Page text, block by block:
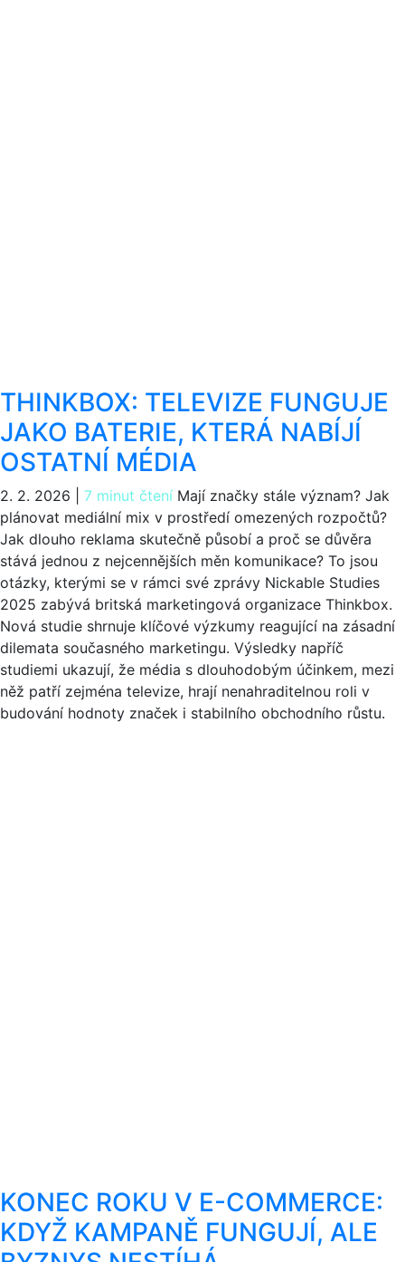
THINKBOX: TELEVIZE FUNGUJE
JAKO BATERIE, KTERÁ NABÍJÍ
OSTATNÍ MÉDIA
2. 2. 2026 7 minut čtení Mají značky stále význam? Jak
plánovat mediální mix v prostředí omezených rozpočtů?
Jak dlouho reklama skutečně působí a proč se důvěra
stává jednou z nejcennějších měn komunikace? To jsou
otázky, kterými se v rámci své zprávy Nickable Studies
2025 zabývá britská marketingová organizace Thinkbox.
Nová studie shrnuje klíčové výzkumy reagující na zásadní
dilemata současného marketingu. Výsledky napříč
studiemi ukazují, že média s dlouhodobým účinkem, mezi
něž patří zejména televize, hrají nenahraditelnou roli v
budování hodnoty značek i stabilního obchodního růstu.
KONEC ROKU V E-COMMERCE:
KDYŽ KAMPANĚ FUNGUJÍ, ALE